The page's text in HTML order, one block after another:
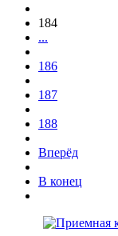
184
...
186
187
188
Вперёд
В конец